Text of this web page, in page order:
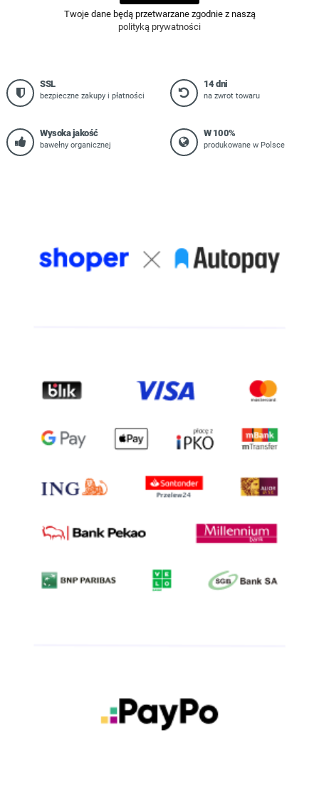
Twoje dane będą przetwarzane zgodnie z naszą
polityką prywatności
SSL
bezpieczne zakupy i płatności
14 dni
na zwrot towaru
Wysoka jakość
bawełny organicznej
W 100%
produkowane w Polsce